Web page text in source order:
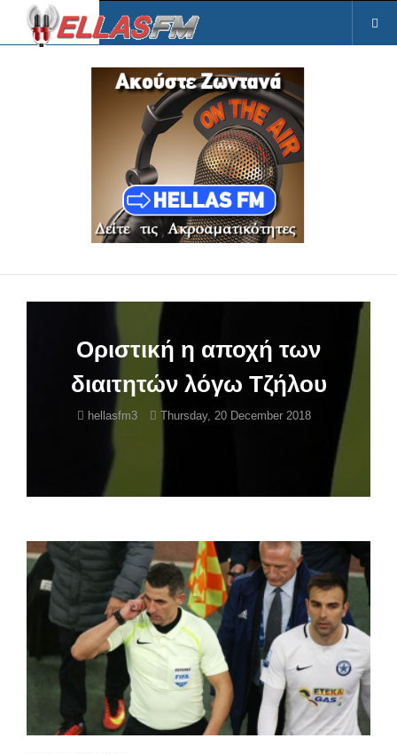
Οριστική η αποχή των
διαιτητών λόγω Τζήλου
hellasfm3 Thursday, 20 December 2018